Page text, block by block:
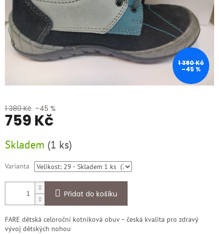
1 380 Kč
–45 %
1 380 Kč –45 %
759 Kč
cena:
Skladem (1 ks)
Varianta
Přidat do košíku
FARE dětská celoroční kotníková obuv – česká kvalita pro zdravý
vývoj dětských nohou